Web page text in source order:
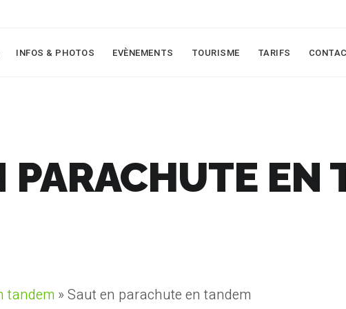
INFOS & PHOTOS EVÈNEMENTS TOURISME TARIFS
PARACHUTE EN
tandem » Saut en parachute en tandem